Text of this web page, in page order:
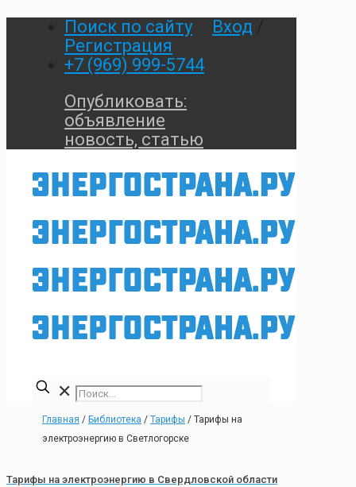
Поиск по сайту Вход
Регистрация
+7 (969) 999-5744
Опубликовать:
объявление
новость, статью
✕
Главная / Библиотека / Тарифы / Тарифы на
электроэнергию в Светлогорске
Тарифы на электроэнергию в Свердловской области